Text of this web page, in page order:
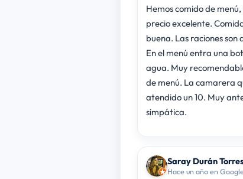
Hemos comido de
precio excelente.
buena. Las raciones son abundantes.
En el menú entra una
agua. Muy recomendable para comer
de menú. La camarera
atendido un 10. Muy
simpática.
Saray Durán
Hace un año en